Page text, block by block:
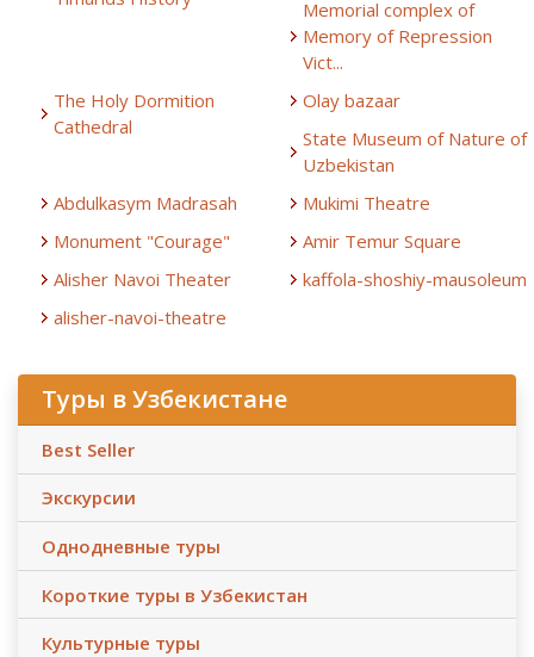
Memorial complex of
Memory of Repression
Vict...
The Holy Dormition
Cathedral
Olay bazaar
State Museum of Nature of
Uzbekistan
Abdulkasym Madrasah
Mukimi Theatre
Monument "Courage"
Amir Temur Square
Alisher Navoi Theater
kaffola-shoshiy-mausoleum
alisher-navoi-theatre
Туры в Узбекистане
Best Seller
Экскурсии
Однодневные туры
Короткие туры в Узбекистан
Культурные туры